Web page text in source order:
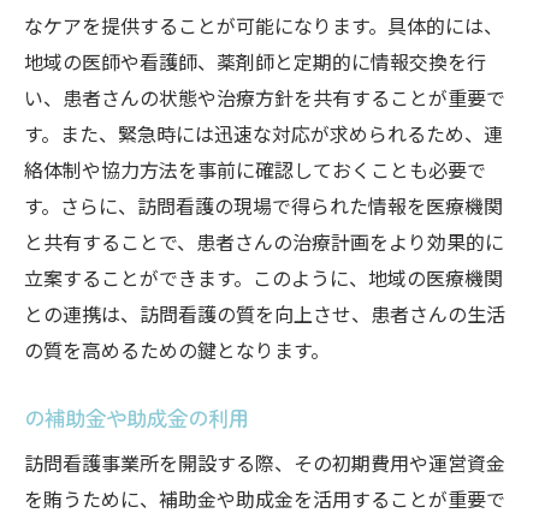
なケアを提供することが可能になります。具体的には、
地域の医師や看護師、薬剤師と定期的に情報交換を行
い、患者さんの状態や治療方針を共有することが重要で
す。また、緊急時には迅速な対応が求められるため、連
絡体制や協力方法を事前に確認しておくことも必要で
す。さらに、訪問看護の現場で得られた情報を医療機関
と共有することで、患者さんの治療計画をより効果的に
立案することができます。このように、地域の医療機関
との連携は、訪問看護の質を向上させ、患者さんの生活
の質を高めるための鍵となります。
の補助金や助成金の利用
訪問看護事業所を開設する際、その初期費用や運営資金
を賄うために、補助金や助成金を活用することが重要で